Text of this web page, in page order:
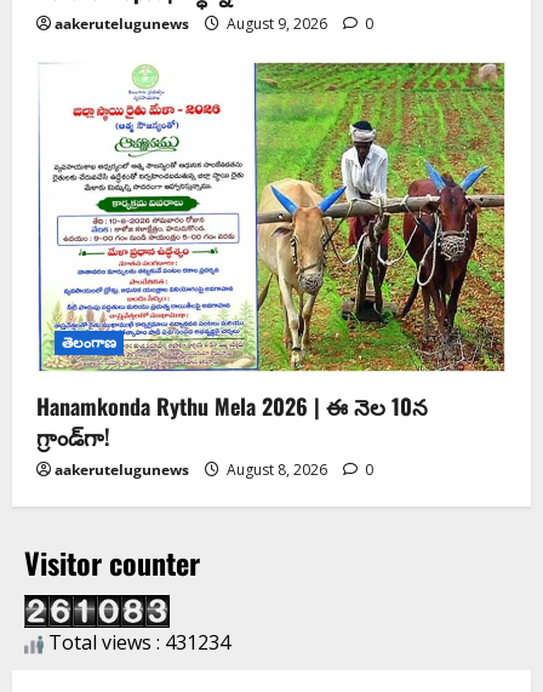
aakerutelugunews August 9, 2026 0
తెలంగాణ
Hanamkonda Rythu Mela 2026 | ఈ నెల 10న
గ్రాండ్‌గా!
aakerutelugunews August 8, 2026 0
Visitor counter
Total views : 431234